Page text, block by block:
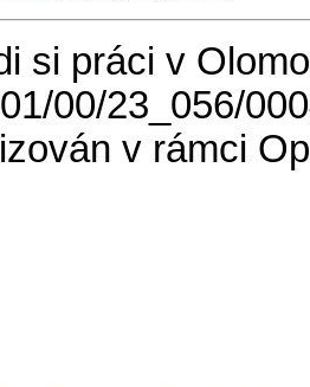
si práci v
00/23_056/
v rámci